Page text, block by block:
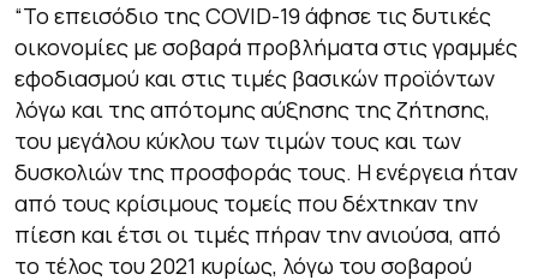
“Το επεισόδιο της COVID-19 άφησε τις δυτικές
οικονομίες με σοβαρά προβλήματα στις γραμμές
εφοδιασμού και στις τιμές βασικών προϊόντων
λόγω και της απότομης αύξησης της ζήτησης,
του μεγάλου κύκλου των τιμών τους και των
δυσκολιών της προσφοράς τους. Η ενέργεια ήταν
από τους κρίσιμους τομείς που δέχτηκαν την
πίεση και έτσι οι τιμές πήραν την ανιούσα, από
το τέλος του 2021 κυρίως, λόγω του σοβαρού